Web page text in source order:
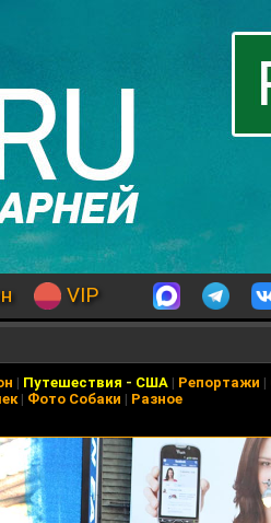
VIP
| Путешествия - США| Репортажи |
| Фото Собаки | Разное